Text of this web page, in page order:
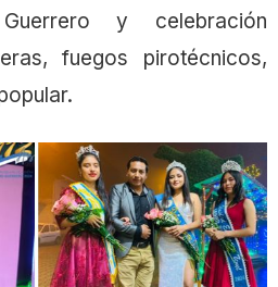
y celebración
fuegos pirotécnicos,